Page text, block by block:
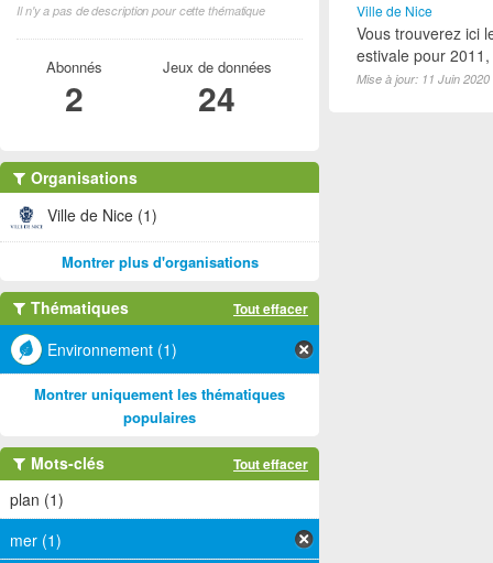
Ville de Nice
Vous trouverez ici
estivale pour
Mise à jour: 11 Juin 2020
Il n'y a pas de description pour cette thématique
Abonnés
2
Jeux de données
24
Organisations
Ville de Nice (1)
Montrer plus d'organisations
Thématiques Tout effacer
Environnement (1)
Montrer uniquement les thématiques
populaires
Mots-clés Tout effacer
plan (1)
mer (1)